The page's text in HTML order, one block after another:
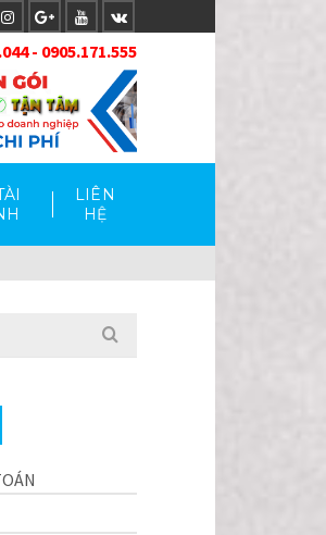
- 0905.171.555
LIÊN
HỆ